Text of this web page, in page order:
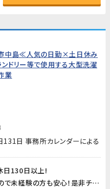
中島≪人気の日勤×土日休み
ドリー等で使用する大型洗濯
業
日 事務所カレンダーによる
日130日以上!
マンツーマンでお教えしますので未経験の方も安心！是非チャレンジしてみてください！